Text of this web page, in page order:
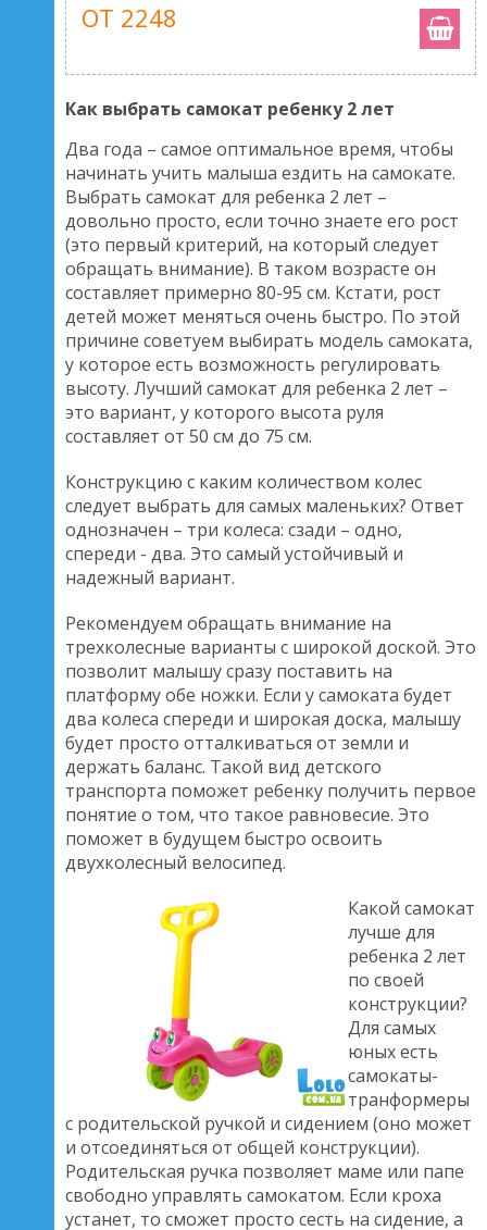
ОТ 2248
Как выбрать самокат ребенку 2 лет
Два года – самое оптимальное время, чтобы
начинать учить малыша ездить на самокате.
Выбрать самокат для ребенка 2 лет –
довольно просто, если точно знаете его рост
(это первый критерий, на который следует
обращать внимание). В таком возрасте он
составляет примерно 80-95 см. Кстати, рост
детей может меняться очень быстро. По этой
причине советуем выбирать модель самоката,
у которое есть возможность регулировать
высоту. Лучший самокат для ребенка 2 лет –
это вариант, у которого высота руля
составляет от 50 см до 75 см.
Конструкцию с каким количеством колес
следует выбрать для самых маленьких? Ответ
однозначен – три колеса: сзади – одно,
спереди - два. Это самый устойчивый и
надежный вариант.
Рекомендуем обращать внимание на
трехколесные варианты с широкой доской. Это
позволит малышу сразу поставить на
платформу обе ножки. Если у самоката будет
два колеса спереди и широкая доска, малышу
будет просто отталкиваться от земли и
держать баланс. Такой вид детского
транспорта поможет ребенку получить первое
понятие о том, что такое равновесие. Это
поможет в будущем быстро освоить
двухколесный велосипед.
Какой самокат
лучше для
ребенка 2 лет
по своей
конструкции?
Для самых
юных есть
самокаты-
транформеры
с родительской ручкой и сидением (оно может
и отсоединяться от общей конструкции).
Родительская ручка позволяет маме или папе
свободно управлять самокатом. Если кроха
устанет, то сможет просто сесть на сидение, а